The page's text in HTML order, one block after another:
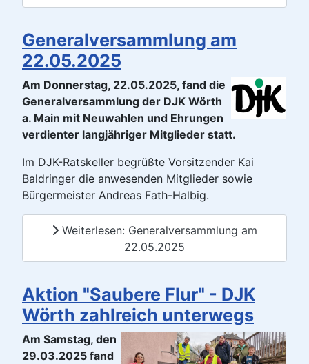
Generalversammlung am
22.05.2025
Am Donnerstag, 22.05.2025, fand die
Generalversammlung der DJK Wörth
a. Main mit Neuwahlen und Ehrungen
verdienter langjähriger Mitglieder statt.
Im DJK-Ratskeller begrüßte Vorsitzender Kai
Baldringer die anwesenden Mitglieder sowie
Bürgermeister Andreas Fath-Halbig.
Weiterlesen: Generalversammlung am
22.05.2025
Aktion "Saubere Flur" - DJK
Wörth zahlreich unterwegs
Am Samstag, den
29.03.2025 fand